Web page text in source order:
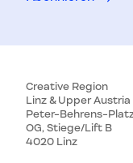
Creative Region
Linz & Upper Austria
Peter-Behrens-
OG, Stiege/Lift B
4020 Linz